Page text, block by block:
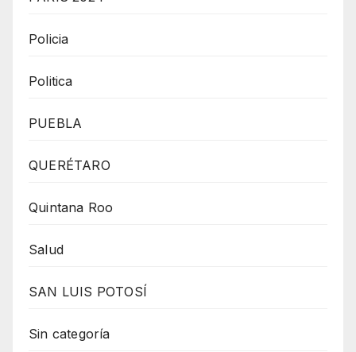
Policia
Politica
PUEBLA
QUERÉTARO
Quintana Roo
Salud
SAN LUIS POTOSÍ
Sin categoría